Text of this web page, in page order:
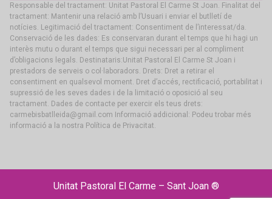
Responsable del tractament: Unitat Pastoral El Carme St Joan. Finalitat del
tractament: Mantenir una relació amb l’Usuari i enviar el butlletí de
notícies. Legitimació del tractament: Consentiment de l’interessat/da.
Conservació de les dades: Es conservaran durant el temps que hi hagi un
interès mutu o durant el temps que sigui necessari per al compliment
d’obligacions legals. Destinataris:Unitat Pastoral El Carme St Joan i
prestadors de serveis o col·laboradors. Drets: Dret a retirar el
consentiment en qualsevol moment. Dret d’accés, rectificació, portabilitat i
supressió de les seves dades i de la limitació o oposició al seu
tractament. Dades de contacte per exercir els teus drets:
carmebisbatlleida@gmail.com Informació addicional: Podeu trobar més
informació a la nostra Política de Privacitat.
Unitat Pastoral El Carme – Sant Joan ®